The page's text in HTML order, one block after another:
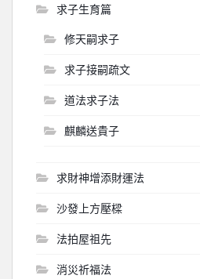
求子生育篇
修天嗣求子
求子接嗣疏文
道法求子法
麒麟送貴子
求財神增添財運法
沙發上方壓樑
法拍屋祖先
消災祈福法